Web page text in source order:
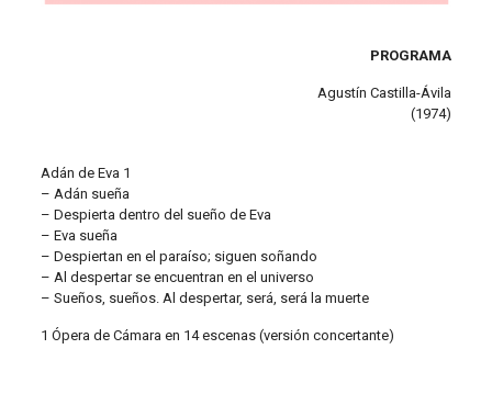
PROGRAMA
Agustín Castilla-Ávila
(1974)
Adán de Eva 1
– Adán sueña
– Despierta dentro del sueño de Eva
– Eva sueña
– Despiertan en el paraíso; siguen soñando
– Al despertar se encuentran en el universo
– Sueños, sueños. Al despertar, será, será la muerte
1 Ópera de Cámara en 14 escenas (versión concertante)